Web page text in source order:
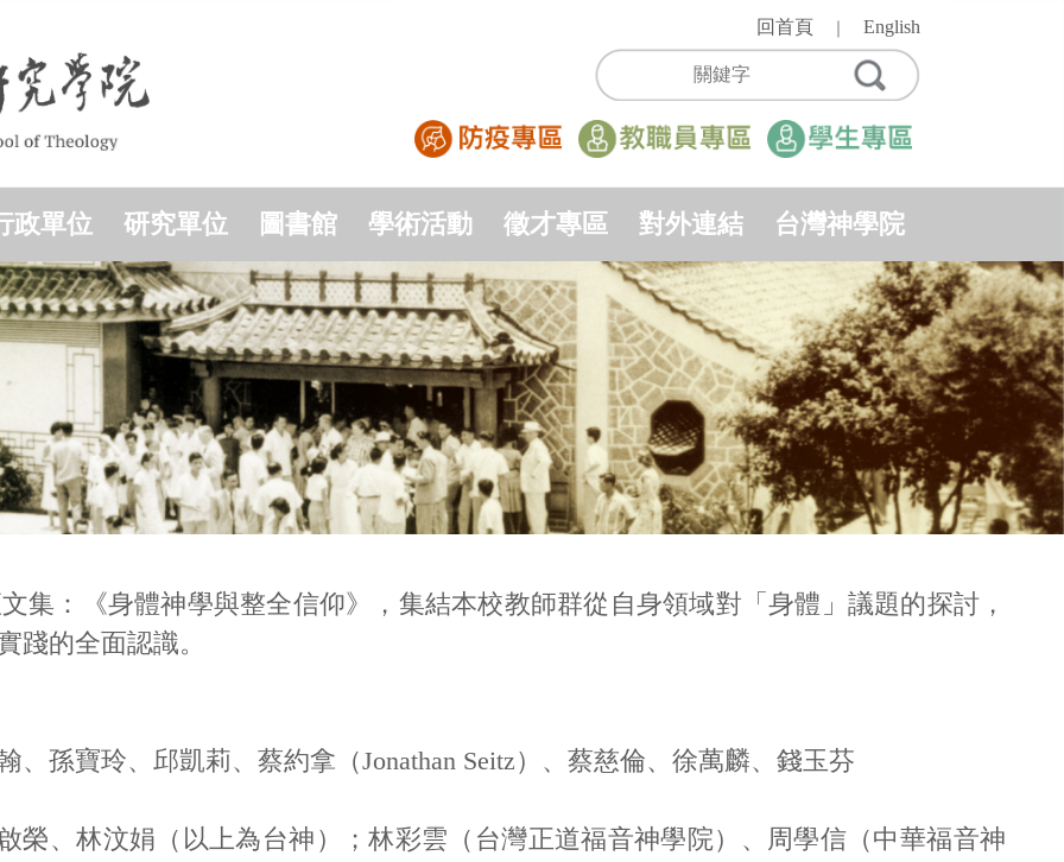
回首頁 ｜English
政單位 研究單位 圖書館 學術活動 徵才專區 對外連結 台灣神學院
集：《身體神學與整全信仰》，集結本校教師群從自身領域對「身體」議題的探討，
踐的全面認識。
孫寶玲、邱凱莉、蔡約拿（Jonathan Seitz）、蔡慈倫、徐萬麟、錢玉芬
榮、林汶娟（以上為台神）；林彩雲（台灣正道福音神學院）、周學信（中華福音神